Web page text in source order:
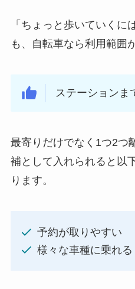
「ちょっと歩いていくに
も、自転車なら利用範囲
ステーションま
最寄りだけでなく1つ2つ
補として入れられると以
ります。
予約が取りやすい
様々な車種に乗れる